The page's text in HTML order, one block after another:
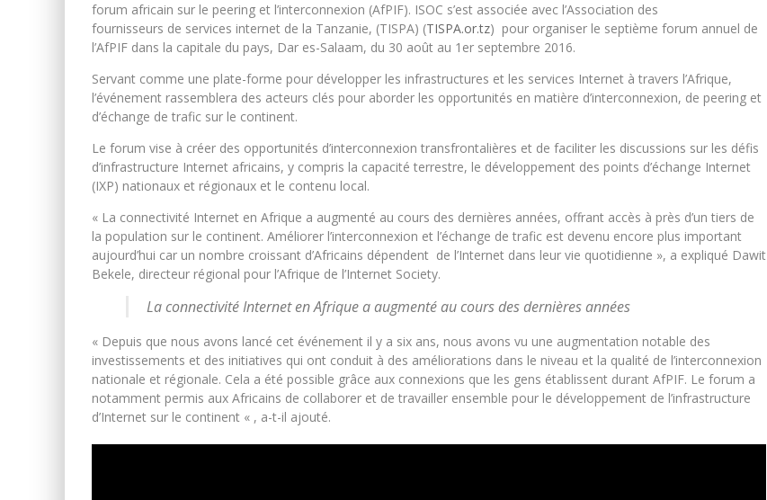
forum africain sur le peering et l’interconnexion (AfPIF). ISOC s’est associée avec l’Association des
fournisseurs de services internet de la Tanzanie, (TISPA) (TISPA.or.tz) pour organiser le septième forum annuel de
l’AfPIF dans la capitale du pays, Dar es-Salaam, du 30 août au 1er septembre 2016.
Servant comme une plate-forme pour développer les infrastructures et les services Internet à travers l’Afrique,
l’événement rassemblera des acteurs clés pour aborder les opportunités en matière d’interconnexion, de peering et
d’échange de trafic sur le continent.
Le forum vise à créer des opportunités d’interconnexion transfrontalières et de faciliter les discussions sur les défis
d’infrastructure Internet africains, y compris la capacité terrestre, le développement des points d’échange Internet
(IXP) nationaux et régionaux et le contenu local.
« La connectivité Internet en Afrique a augmenté au cours des dernières années, offrant accès à près d’un tiers de
la population sur le continent. Améliorer l’interconnexion et l’échange de trafic est devenu encore plus important
aujourd’hui car un nombre croissant d’Africains dépendent de l’Internet dans leur vie quotidienne », a expliqué Dawit
Bekele, directeur régional pour l’Afrique de l’Internet Society.
La connectivité Internet en Afrique a augmenté au cours des dernières années
« Depuis que nous avons lancé cet événement il y a six ans, nous avons vu une augmentation notable des
investissements et des initiatives qui ont conduit à des améliorations dans le niveau et la qualité de l’interconnexion
nationale et régionale. Cela a été possible grâce aux connexions que les gens établissent durant AfPIF. Le forum a
notamment permis aux Africains de collaborer et de travailler ensemble pour le développement de l’infrastructure
d’Internet sur le continent « , a-t-il ajouté.